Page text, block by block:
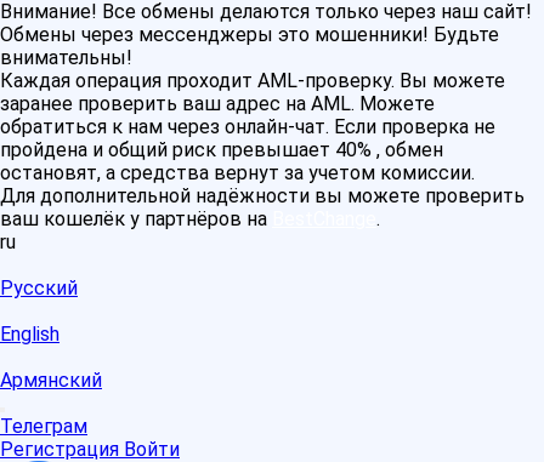
Внимание! Все обмены делаются только через наш сайт!
Обмены через мессенджеры это мошенники! Будьте
внимательны!
Каждая операция проходит AML-проверку. Вы можете
заранее проверить ваш адрес на AML. Можете
обратиться к нам через онлайн-чат. Если проверка не
пройдена и общий риск превышает 40% , обмен
остановят, а средства вернут за учетом комиссии.
Для дополнительной надёжности вы можете проверить
ваш кошелёк у партнёров на
.
ru
Русский
English
Армянский
Телеграм
Регистрация Войти